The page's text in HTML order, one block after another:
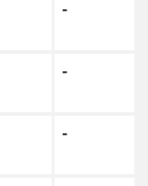
-
-
-